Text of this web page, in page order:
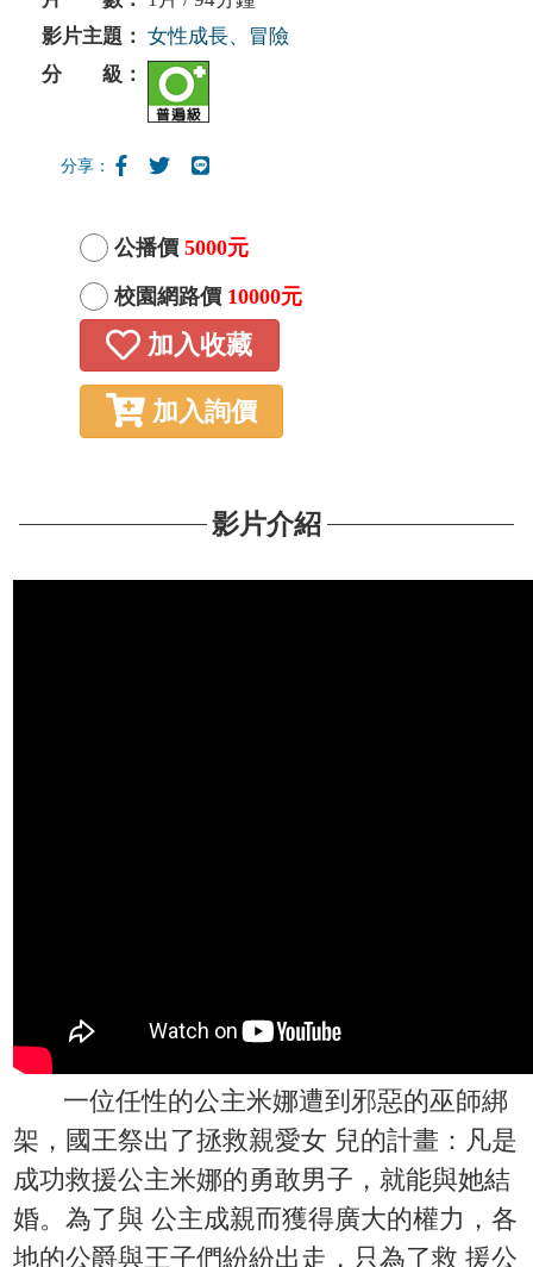
影片主題： 女性成長、冒險
分 級：
分享：
公播價 5000元
校園網路價 10000元
加入收藏
加入詢價
影片介紹
一位任性的公主米娜遭到邪惡的巫師綁
架，國王祭出了拯救親愛女 兒的計畫：凡是
成功救援公主米娜的勇敢男子，就能與她結
婚。為了與 公主成親而獲得廣大的權力，各
地的公爵與王子們紛紛出走，只為了救 援公